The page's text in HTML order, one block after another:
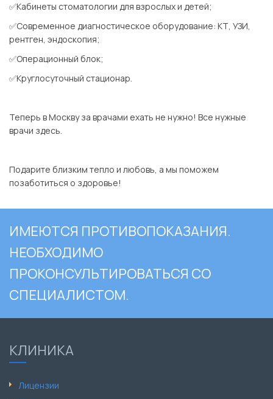
✅Кабинеты стоматологии для взрослых и детей;
✅Современное диагностическое оборудование: КТ, УЗИ,
рентген, эндоскопия;
✅Операционный блок;
✅Круглосуточный стационар.
Теперь в Москву за врачами ехать не нужно! Все нужные
врачи здесь.
Подарите близким тепло и любовь, а мы поможем
позаботиться о здоровье!
ИМЕЮТСЯ ПРОТИВОПОКАЗАНИЯ.
НЕОБХОДИМО
ПРОКОНСУЛЬТИРОВАТЬСЯ СО
СПЕЦИАЛИСТОМ.
КЛИНИКА
Лицензии